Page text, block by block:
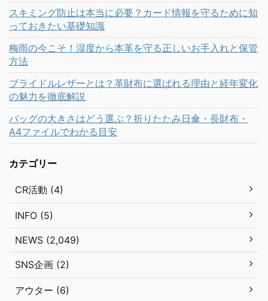
スキミング防止は本当に必要？カード情報を守るために知
っておきたい基礎知識
梅雨の今こそ！湿度から本革を守る正しいお手入れと保管
方法
ブライドルレザーとは？革財布に選ばれる理由と経年変化
の魅力を徹底解説
バッグの大きさはどう選ぶ？折りたたみ日傘・長財布・
A4ファイルでわかる目安
カテゴリー
CR活動 (4)
INFO (5)
NEWS (2,049)
SNS企画 (2)
アウター (6)